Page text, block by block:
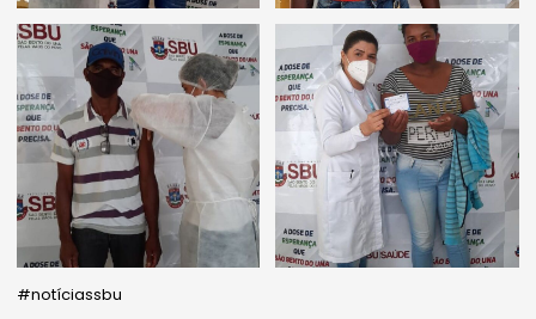
#notíciassbu